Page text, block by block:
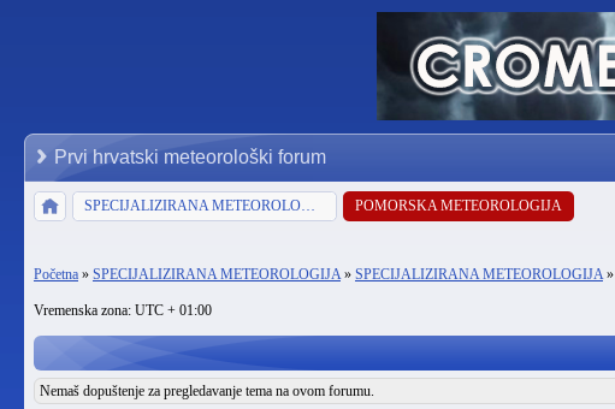
Prvi hrvatski meteorološki forum
SPECIJALIZIRANA METEOROLOGIJA POMORSKA METEOROLOGIJA
Početna » SPECIJALIZIRANA METEOROLOGIJA» SPECIJALIZIRANA METEOROLOGIJA»
Vremenska zona: UTC + 01:00
Nemaš dopuštenje za pregledavanje tema na ovom forumu.